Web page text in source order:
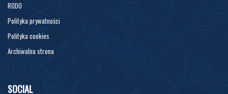
RODO
Polityka prywatności
Polityka cookies
Archiwalna strona
SOCIAL